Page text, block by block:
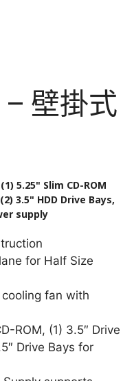
壁掛式
5.25" Slim CD-ROM
3.5" HDD Drive Bays,
supply
for Half Size
fan with
ROM, (1) 3.5″ Drive
Drive Bays for